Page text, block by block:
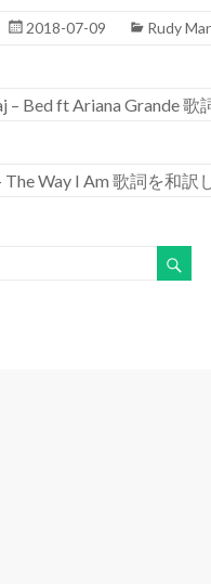
2018-07-09 Rudy
– Bed ft Ariana Grande 歌
The Way I Am 歌詞を和訳